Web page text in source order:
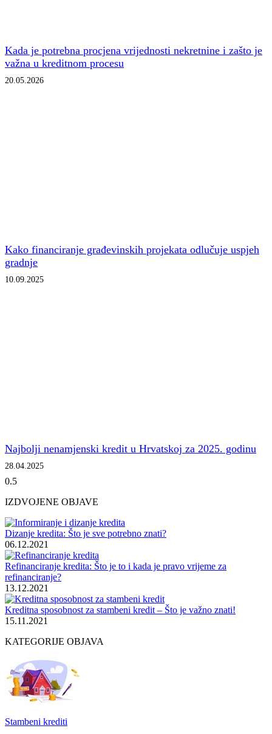
Kada je potrebna procjena vrijednosti nekretnine i zašto je
važna u kreditnom procesu
20.05.2026
Kako financiranje građevinskih projekata odlučuje uspjeh
gradnje
10.09.2025
Najbolji nenamjenski kredit u Hrvatskoj za 2025. godinu
28.04.2025
IZDVOJENE OBJAVE
Dizanje kredita: Što je sve potrebno znati?
06.12.2021
Refinanciranje kredita: Što je to i kada je pravo vrijeme za
refinanciranje?
13.12.2021
Kreditna sposobnost za stambeni kredit – Što je važno znati!
15.11.2021
KATEGORIJE OBJAVA
Stambeni krediti